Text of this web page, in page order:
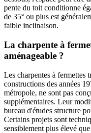
pente du toit conditionne
de 35° ou plus est
faible inclinaison.
La charpente à
aménageable ?
Les charpentes à fermettes
constructions des années
métropole, ne sont pas
supplémentaires. Leur
bureau d'études structure
Certains projets sont
sensiblement plus élevé